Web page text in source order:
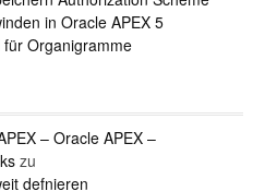
in Oracle APEX 5
Organigramme
– Oracle APEX –
zu
defnieren